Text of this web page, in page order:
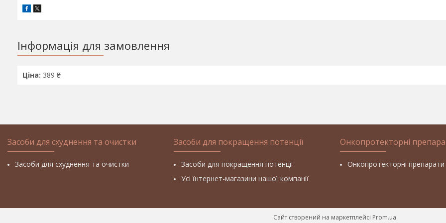
Інформація для замовлення
Ціна: 389 ₴
Засоби для схуднення та очистки
Засоби для схуднення та очистки
Засоби для покращення потенції
Засоби для покращення потенції
Усі їнтернет-магазини нашої компанії
Онкопротекторні
Онкопротекторні препарати
Сайт створений на маркетплейсі Prom.ua